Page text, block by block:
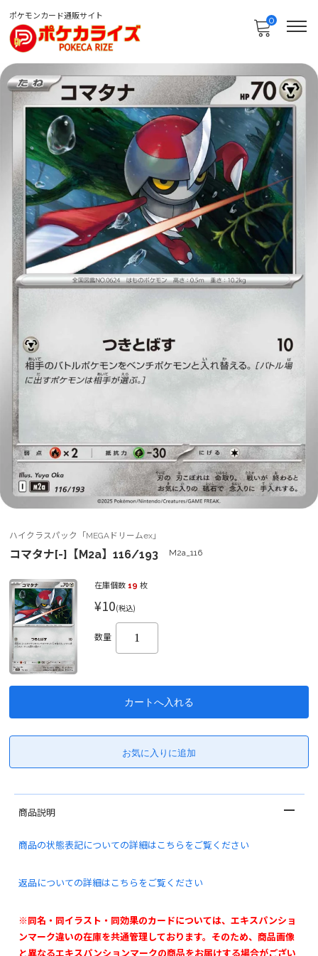
ポケモンカード通販サイト 0
ハイクラスパック「MEGAドリームex」
コマタナ[-]【M2a】116/193 M2a_116
在庫個数 19 枚
¥10(税込)
数量
商品説明
商品の状態表記についての詳細はこちらをご覧ください
返品についての詳細はこちらをご覧ください
※同名・同イラスト・同効果のカードについては、エキスパンショ
ンマーク違いの在庫を共通管理しております。そのため、商品画像
と異なるエキスパンションマークの商品をお届けする場合がござい